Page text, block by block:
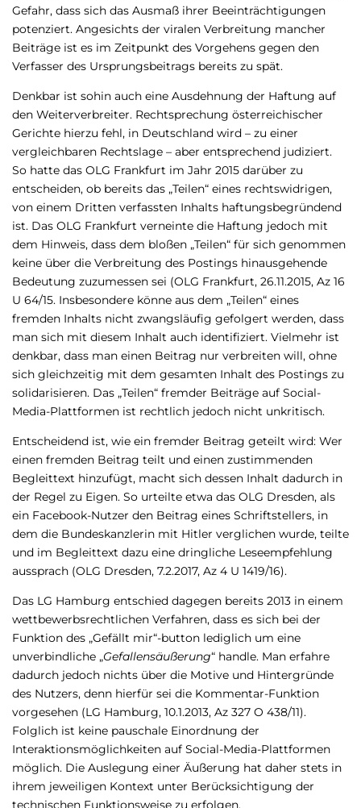
Gefahr, dass sich das Ausmaß ihrer Beeinträchtigungen
potenziert. Angesichts der viralen Verbreitung mancher
Beiträge ist es im Zeitpunkt des Vorgehens gegen den
Verfasser des Ursprungsbeitrags bereits zu spät.
Denkbar ist sohin auch eine Ausdehnung der Haftung auf
den Weiterverbreiter. Rechtsprechung österreichischer
Gerichte hierzu fehl, in Deutschland wird – zu einer
vergleichbaren Rechtslage – aber entsprechend judiziert.
So hatte das OLG Frankfurt im Jahr 2015 darüber zu
entscheiden, ob bereits das „Teilen“ eines rechtswidrigen,
von einem Dritten verfassten Inhalts haftungsbegründend
ist. Das OLG Frankfurt verneinte die Haftung jedoch mit
dem Hinweis, dass dem bloßen „Teilen“ für sich genommen
keine über die Verbreitung des Postings hinausgehende
Bedeutung zuzumessen sei (OLG Frankfurt, 26.11.2015, Az 16
U 64/15. Insbesondere könne aus dem „Teilen“ eines
fremden Inhalts nicht zwangsläufig gefolgert werden, dass
man sich mit diesem Inhalt auch identifiziert. Vielmehr ist
denkbar, dass man einen Beitrag nur verbreiten will, ohne
sich gleichzeitig mit dem gesamten Inhalt des Postings zu
solidarisieren. Das „Teilen“ fremder Beiträge auf Social-
Media-Plattformen ist rechtlich jedoch nicht unkritisch.
Entscheidend ist, wie ein fremder Beitrag geteilt wird: Wer
einen fremden Beitrag teilt und einen zustimmenden
Begleittext hinzufügt, macht sich dessen Inhalt dadurch in
der Regel zu Eigen. So urteilte etwa das OLG Dresden, als
ein Facebook-Nutzer den Beitrag eines Schriftstellers, in
dem die Bundeskanzlerin mit Hitler verglichen wurde, teilte
und im Begleittext dazu eine dringliche Leseempfehlung
aussprach (OLG Dresden, 7.2.2017, Az 4 U 1419/16).
Das LG Hamburg entschied dagegen bereits 2013 in einem
wettbewerbsrechtlichen Verfahren, dass es sich bei der
Funktion des „Gefällt mir“-button lediglich um eine
unverbindliche „Gefallensäußerung“ handle. Man erfahre
dadurch jedoch nichts über die Motive und Hintergründe
des Nutzers, denn hierfür sei die Kommentar-Funktion
vorgesehen (LG Hamburg, 10.1.2013, Az 327 O 438/11).
Folglich ist keine pauschale Einordnung der
Interaktionsmöglichkeiten auf Social-Media-Plattformen
möglich. Die Auslegung einer Äußerung hat daher stets in
ihrem jeweiligen Kontext unter Berücksichtigung der
technischen Funktionsweise zu erfolgen.